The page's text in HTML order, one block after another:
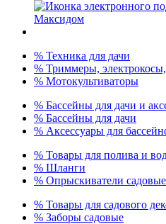
% Техника для дачи
% Триммеры,
% Мотокультиваторы
% Бассейны для дачи и
% Бассейны для дачи
% Аксессуары для
% Товары для полива и
% Шланги
% Опрыскиватели садовые
% Товары для садового
% Заборы садовые